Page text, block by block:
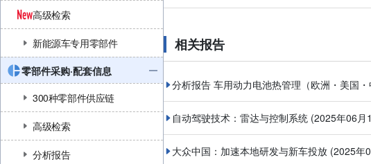
高级检索
新能源车专用零部件
零部件采购·配套信息
300种零部件供应链
高级检索
分析报告
相关报告
分析报告 车用动力电池热管理（欧洲・美国・
自动驾驶技术：雷达与控制系统 (2025年06月
大众中国：加速本地研发与新车投放 (2025年